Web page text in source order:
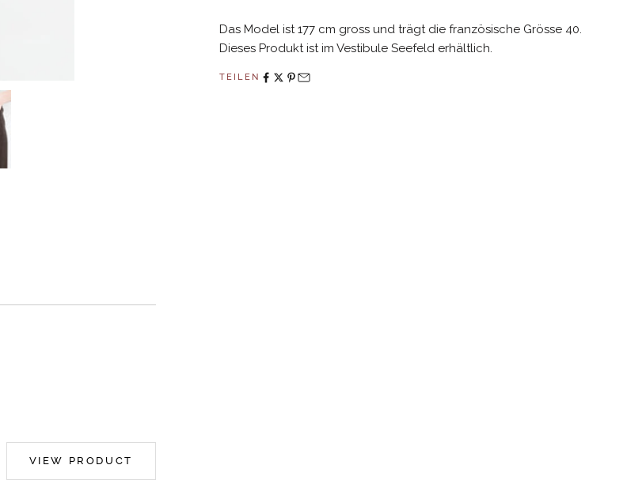
Das Model ist 177 cm gross und trägt die französische Grösse 40.
Dieses Produkt ist im Vestibule Seefeld erhältlich.
TEILEN
VIEW PRODUCT